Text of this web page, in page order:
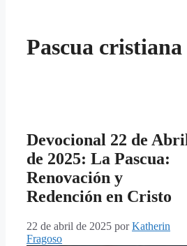
Pascua cristiana
Devocional 22 de Abril
de 2025: La Pascua:
Renovación y
Redención en Cristo
22 de abril de 2025 porKatherin
Fragoso